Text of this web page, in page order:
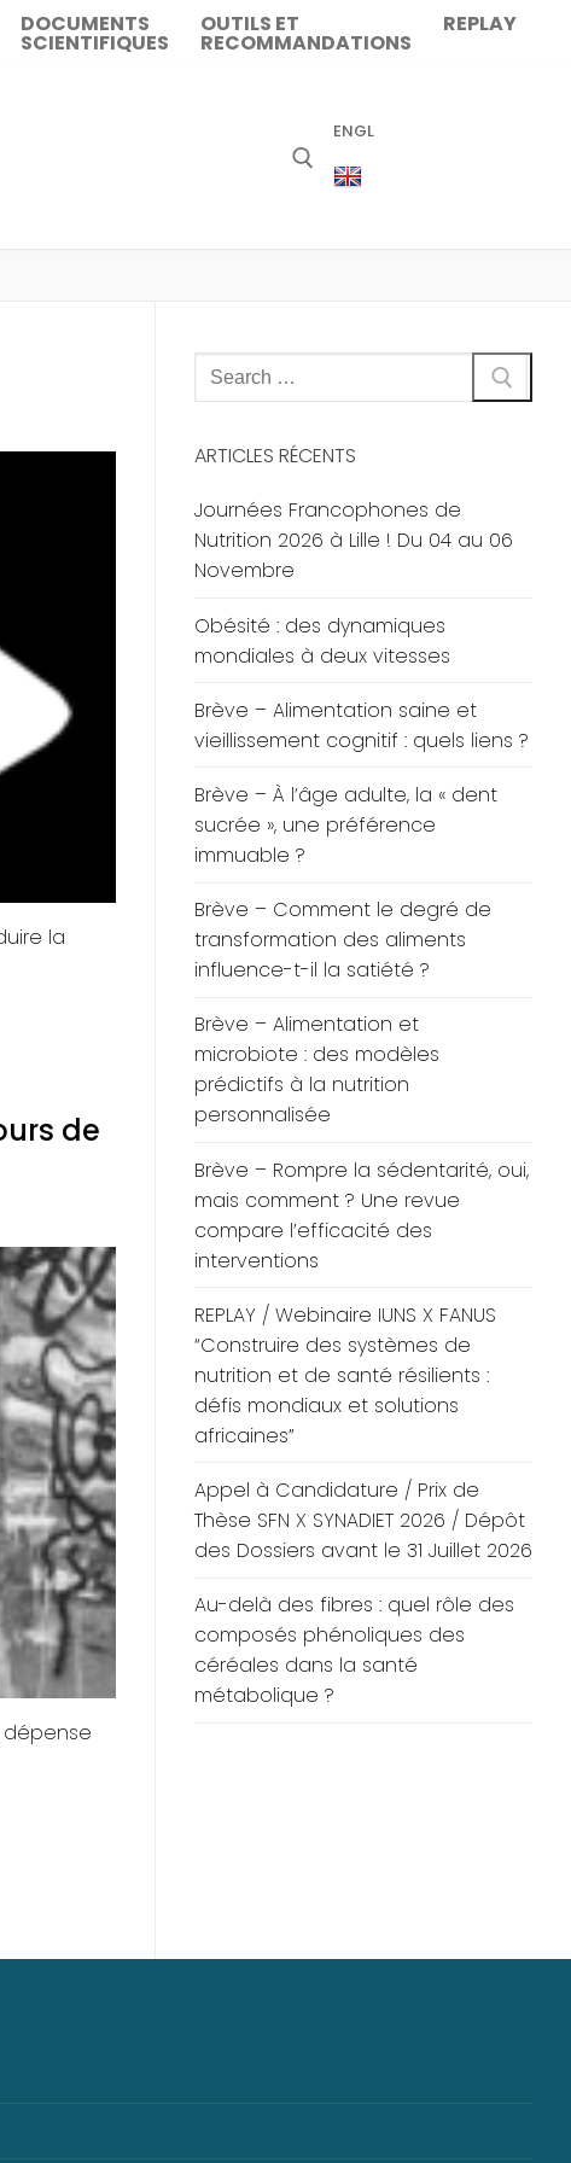
DOCUMENTS
SCIENTIFIQUES
OUTILS ET
RECOMMANDATIONS
REPLAY
ENGL
la
de
Rechercher
:
ARTICLES RÉCENTS
Journées Francophones de
Nutrition 2026 à Lille ! Du 04 au 06
Novembre
Obésité : des dynamiques
mondiales à deux vitesses
Brève – Alimentation saine et
vieillissement cognitif : quels liens ?
Brève – À l’âge adulte, la « dent
sucrée », une préférence
immuable ?
Brève – Comment le degré de
transformation des aliments
influence-t-il la satiété ?
Brève – Alimentation et
microbiote : des modèles
prédictifs à la nutrition
personnalisée
Brève – Rompre la sédentarité, oui,
mais comment ? Une revue
compare l’efficacité des
interventions
REPLAY / Webinaire IUNS X FANUS
“Construire des systèmes de
nutrition et de santé résilients :
défis mondiaux et solutions
africaines”
Appel à Candidature / Prix de
Thèse SFN X SYNADIET 2026 / Dépôt
des Dossiers avant le 31 Juillet 2026
Au-delà des fibres : quel rôle des
composés phénoliques des
céréales dans la santé
métabolique ?